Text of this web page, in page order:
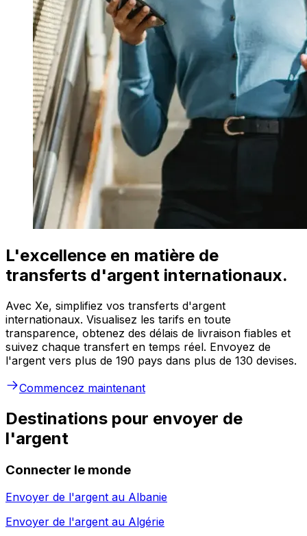
L'excellence en matière de
transferts d'argent internationaux.
Avec Xe, simplifiez vos transferts d'argent
internationaux. Visualisez les tarifs en toute
transparence, obtenez des délais de livraison fiables et
suivez chaque transfert en temps réel. Envoyez de
l'argent vers plus de 190 pays dans plus de 130 devises.
Commencez maintenant
Destinations pour envoyer de
l'argent
Connecter le monde
Envoyer de l'argent au Albanie
Envoyer de l'argent au Algérie